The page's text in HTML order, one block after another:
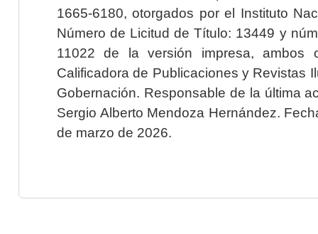
1665-6180, otorgados por el Instituto
Número de Licitud de Título: 13449 y
11022 de la versión impresa, ambos
Calificadora de Publicaciones y Revistas
Gobernación. Responsable de la última
Sergio Alberto Mendoza Hernández.
de marzo de 2026.